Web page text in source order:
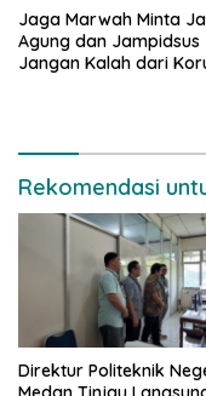
Jaga Marwah Minta
Agung dan Jampidsus
Jangan Kalah dari
Rekomendasi
Direktur Politeknik